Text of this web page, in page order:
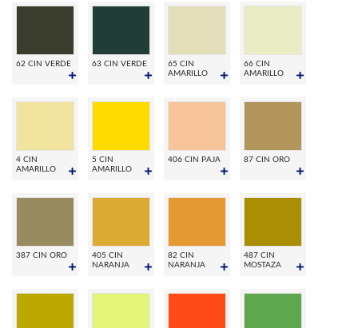
62 CIN VERDE 63 CIN VERDE
65 CIN
AMARILLO
66 CIN
AMARILLO
4 CIN
AMARILLO
5 CIN
AMARILLO
406 CIN PAJA 87 CIN ORO
387 CIN ORO
405 CIN
NARANJA
82 CIN
NARANJA
487 CIN
MOSTAZA